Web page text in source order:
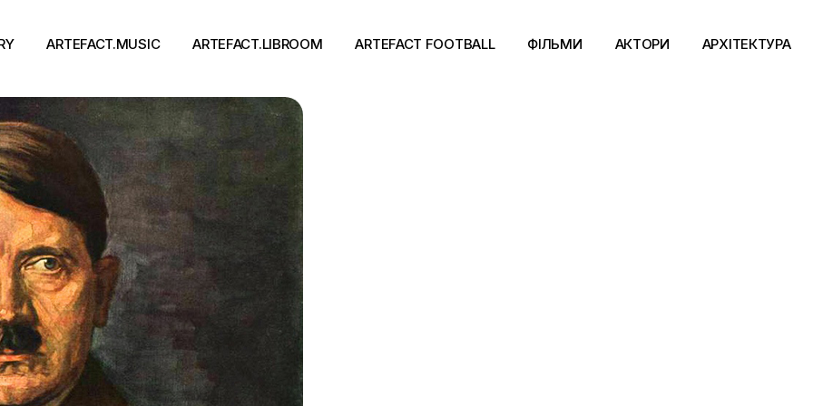
ARTEFACT.MUSIC
Виконавці
Альбоми
Концерти
ARTEFACT.LIBROOM
Книги
Письменники
Події
ARTEFACT FOOTBALL ФІЛЬМИ АКТОРИ АРХІТЕКТУРА